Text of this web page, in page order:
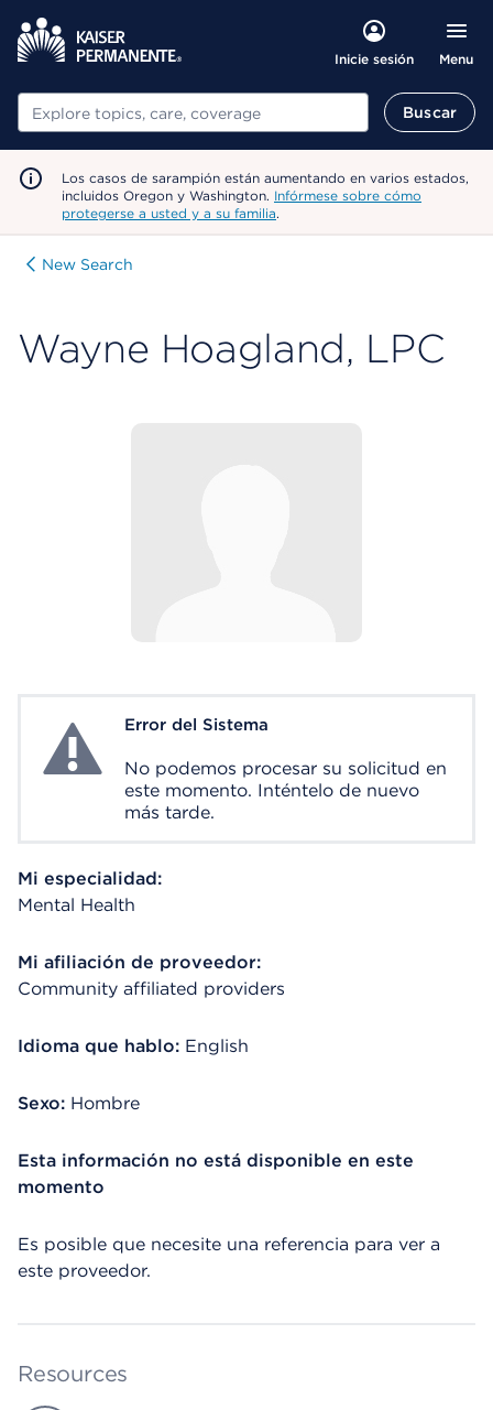
Inicie sesión Menu
Buscar Buscar
Los casos de sarampión están aumentando en varios estados,
incluidos Oregon y Washington. Infórmese sobre cómo
protegerse a usted y a su familia.
New Search
Wayne Hoagland, LPC
System ErrorError del Sistema
No podemos procesar su solicitud en
este momento. Inténtelo de nuevo
más tarde.
Mi especialidad:
Mental Health
Mi afiliación de proveedor:
Community affiliated providers
Idioma que hablo: English
Sexo: Hombre
Esta información no está disponible en este
momento
Es posible que necesite una referencia para ver a
este proveedor.
Resources